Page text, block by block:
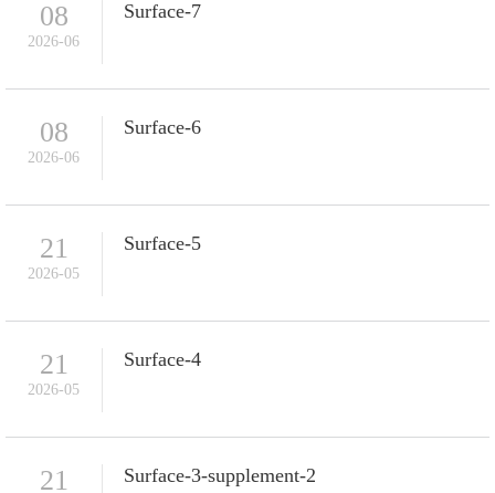
08
2026-06
Surface-7
08
2026-06
Surface-6
21
2026-05
Surface-5
21
2026-05
Surface-4
21 Surface-3-supplement-2